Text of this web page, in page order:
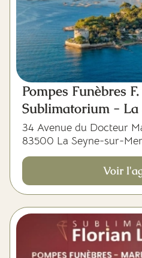
Pompes Funèbres
Sublimatorium -
34 Avenue du Docteur
83500 La Seyne-sur-Mer
Voir